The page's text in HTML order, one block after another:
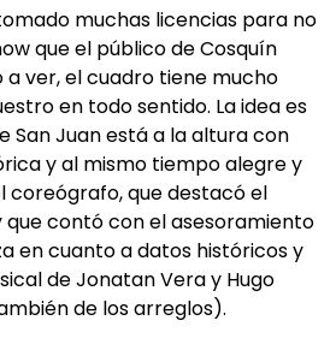
muchas licencias para no
que el público de Cosquín
ver, el cuadro tiene mucho
en todo sentido. La idea es
San Juan está a la altura con
y al mismo tiempo alegre y
coreógrafo, que destacó el
que contó con el asesoramiento
en cuanto a datos históricos y
de Jonatan Vera y Hugo
de los arreglos).